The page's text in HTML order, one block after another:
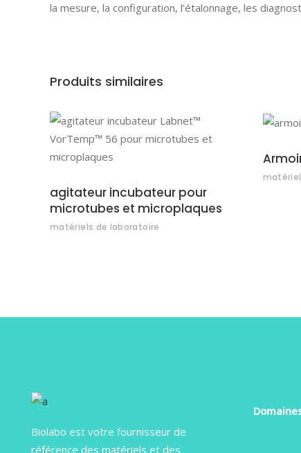
la mesure, la configuration, l’étalonnage, les
Produits similaires
AJOUTER AU DEVIS
agitateur incubateur pour
microtubes et microplaques
matériels de laboratoire
Biolabo est votre fournisseur de
référence des matériels et des